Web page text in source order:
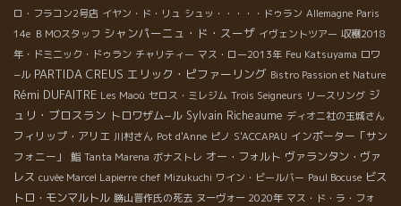
ロ・フラコン2号店 イヤン・ド・リュ シュッ・・・・・ドゥラン Allemagne Paris
14e ＢＭОスタッフ シャンパーニュ・ド・スーザ イヴェントツアー 収穫2018
年・ドミニック・ドゥラン チャリティー マス・ロー2013年 Feu Katsuyama ロワ
−ル PARTIDA CREUS エリック・ピファーリング Bistro Passion et Nature
Rémi DUFAITRE Les Maoù セロス・ミレジム Trois Seigneurs リースリング ジ
ュリ・ブロスラン トロワザム−ル Sylvain Richeaume ディオニ社の玉城さん
フィリップ・アリエ 川村さん Pot d'Anne ピノ S'ACCAPAU インポーター「サン
フォニー」
鮨 Tanta Marena ボナストレ オー・フォルト ヴァランタン・ヴァ
レス cuvée Marcel Lapierre chef Mizukuchi ワイン・ビールバー Paul Bocuse ビス
トロ・モンマルトル 勝山晋作氏の死去 ヌーヴォー 2020年 マス・ド・ラ・フォ